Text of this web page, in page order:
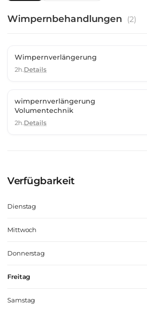
Wimpernbehandlungen (2)
Wimpernverlängerung
2h.Details
wimpernverlängerung
Volumentechnik
2h.Details
Verfügbarkeit
Dienstag
Mittwoch
Donnerstag
Freitag
Samstag